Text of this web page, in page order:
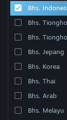
Bantuan
Ubah bahasa
Dapatkan Aplikasi
Lihat situs web
Bhs.
Bhs.
Bhs.
Bhs. Jepang
Bhs. Korea
Bhs. Thai
Bhs. Arab
Bhs. Melayu
Berdasarkan